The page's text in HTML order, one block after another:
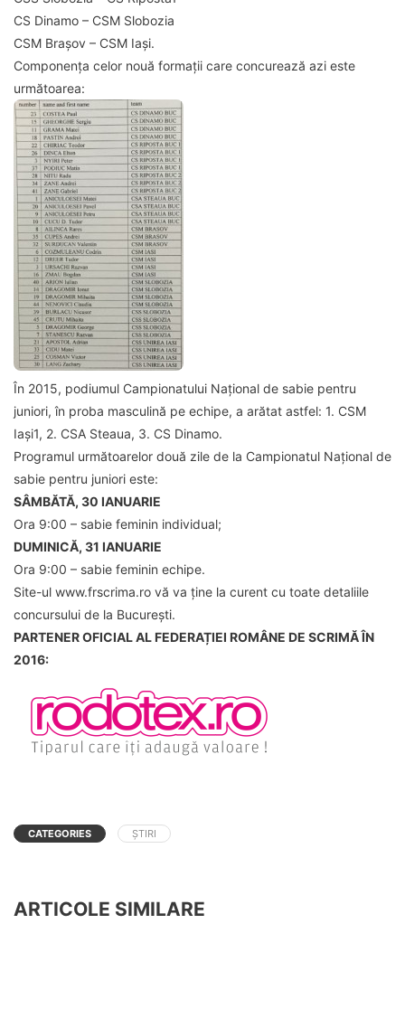
CS Dinamo – CSM Slobozia
CSM Brașov – CSM Iași.
Componența celor nouă formații care concurează azi este
următoarea:
În 2015, podiumul Campionatului Național de sabie pentru
juniori, în proba masculină pe echipe, a arătat astfel: 1. CSM
Iași1, 2. CSA Steaua, 3. CS Dinamo.
Programul următoarelor două zile de la Campionatul Național de
sabie pentru juniori este:
SÂMBĂTĂ, 30 IANUARIE
Ora 9:00 – sabie feminin individual;
DUMINICĂ, 31 IANUARIE
Ora 9:00 – sabie feminin echipe.
Site-ul www.frscrima.ro vă va ține la curent cu toate detaliile
concursului de la București.
PARTENER OFICIAL AL FEDERAȚIEI ROMÂNE DE SCRIMĂ ÎN
2016:
CATEGORIES ȘTIRI
ARTICOLE SIMILARE